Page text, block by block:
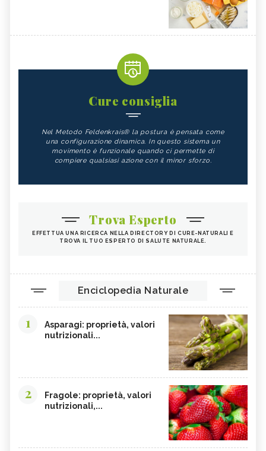
Cure consiglia
Nel Metodo Feldenkrais® la postura è pensata come
una configurazione dinamica. In questo sistema un
movimento è funzionale quando ci permette di
compiere qualsiasi azione con il minor sforzo.
Trova Esperto
EFFETTUA UNA RICERCA NELLA DIRECTORY DI CURE-NATURALI E
TROVA IL TUO ESPERTO DI SALUTE NATURALE.
Enciclopedia Naturale
1
Asparagi: proprietà, valori
nutrizionali...
2
Fragole: proprietà, valori
nutrizionali,...